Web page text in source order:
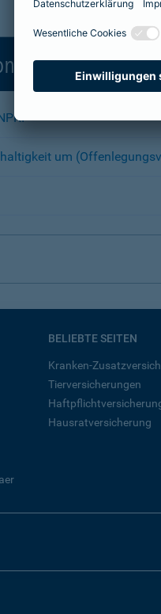
um
BELIEBTE SEITEN
Kranken-
Tierversicherungen
Hausratversicherung